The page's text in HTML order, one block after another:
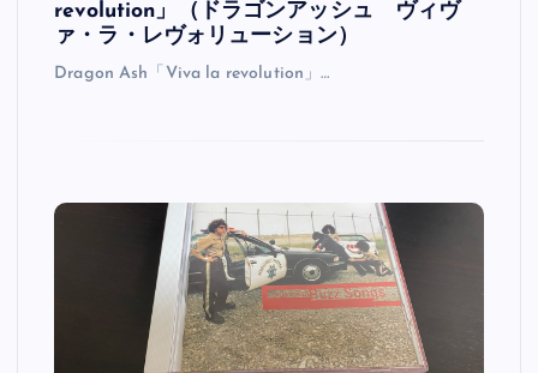
revolution」（ドラゴンアッシュ ヴィヴ
ァ・ラ・レヴォリューション）
Dragon Ash「Viva la revolution」…